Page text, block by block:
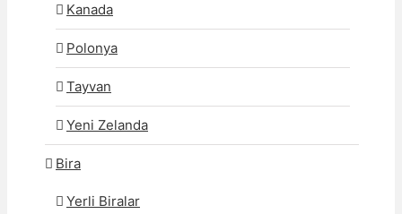
Kanada
Polonya
Tayvan
Yeni Zelanda
Bira
Yerli Biralar